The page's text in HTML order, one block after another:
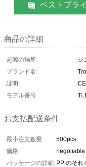
ベストプラ
商品の詳細
起源の場所:
シ
ブランド名:
証明:
モデル番号:
お支払配送条件
最小注文数量:
500pcs
価格:
negotiable
パッケージの詳細: PP のそれ